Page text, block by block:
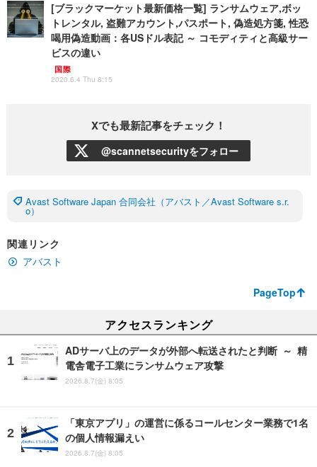
[ブラックマーケット最新価格一覧] ランサムウェア,ボッ
トレンタル, 盗難アカウント,パスポート, 偽造処方箋, 性恐
喝用偽造動画：各USドル表記 ～ コモディティと高級サー
ビスの違い
国際
2020.6.4 Thu 8:15
Xでも最新記事をチェック！
@scannetsecurityをフォロー
Avast Software Japan 合同会社（アバスト／Avast Software s.r.
o）
関連リンク
アバスト
PageTop
アクセスランキング
ADサーバ上のデータが外部へ転送されたと判断 ～ 精
電舎電子工業にランサムウェア攻撃
2026.8.7(金) 8:05
「東京アプリ」の運営に係るコールセンター業務で1名
の個人情報漏えい
2026.8.7(金) 8:05